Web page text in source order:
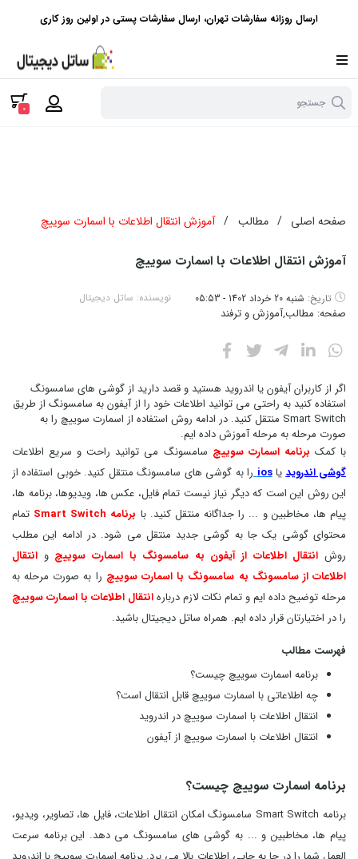
ارسال روزانه سفارشات تهران، ارسال سفارشات پستی در اولین روز کاری
جستجو 0
صفحه اصلی / مطالب / آموزش انتقال اطلاعات با اسمارت سوییچ
آموزش انتقال اطلاعات با اسمارت سوییچ
تاریخ: شنبه 20 خرداد 1402 - 05:53 نویسنده: ساتل دیجیتال
صفحه: مطالب,آموزش و ترفند
اگر از کاربران آیفون یا اندروید هستید و قصد دارید از گوشی های سامسونگ
استفاده کنید به راحتی می توانید اطلاعات خود را از آیفون به سامسونگ از طریق
Smart Switch منتقل کنید. در ادامه روش استفاده از اسمارت سوییچ را به
صورت مرحله به مرحله آموزش داده ایم.
با کمک برنامه اسمارت سوییچ سامسونگ می توانید راحت و سریع اطلاعات
گوشی اندرویدیاios را به گوشی های سامسونگ منتقل کنید. خوبی استفاده از
این روش این است که دیگر نیاز نیست تمام فایل، عکس ها، ویدیوها، برنامه ها،
پیام ها، مخاطبین و ... را جداگانه منتقل کنید. با برنامه Smart Switch
تمام
محتوای گوشی یک جا به گوشی جدید منتقل می شود. در ادامه این مطلب
روش انتقال اطلاعات از آیفون به سامسونگ با اسمارت سوییچ و انتقال
اطلاعات از سامسونگ به سامسونگ با اسمارت سوییچ را به صورت مرحله به
مرحله توضیح داده ایم و تمام نکات لازم دربارهانتقال اطلاعات با اسمارت سوییچ
را در اختیارتان قرار داده ایم. همراه ساتل دیجیتال باشید.
فهرست مطالب
برنامه اسمارت سوییچ چیست؟
چه اطلاعاتی با اسمارت سوییچ قابل انتقال است؟
انتقال اطلاعات با اسمارت سوییچ در اندروید
انتقال اطلاعات با اسمارت سوییچ از آیفون
برنامه اسمارت سوییچ چیست؟
برنامه Smart Switch سامسونگ امکان انتقال اطلاعات، فایل ها، تصاویر، ویدیو،
پیام ها، مخاطبین و ... به گوشی های سامسونگ می دهد. این برنامه سرعت